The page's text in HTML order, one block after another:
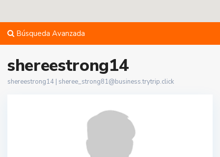
Búsqueda Avanzada
shereestrong14
shereestrong14 | sheree_strong81@business.trytrip.click